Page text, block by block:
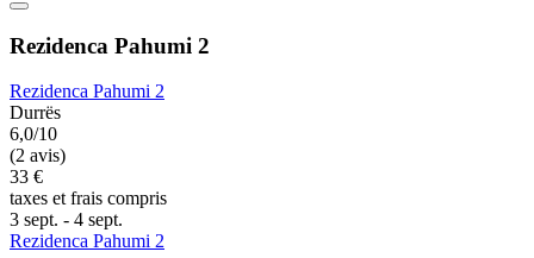
Rezidenca Pahumi 2
Rezidenca Pahumi 2
Durrës
6,0/10
(2 avis)
33 €
taxes et frais compris
3 sept. - 4 sept.
Rezidenca Pahumi 2